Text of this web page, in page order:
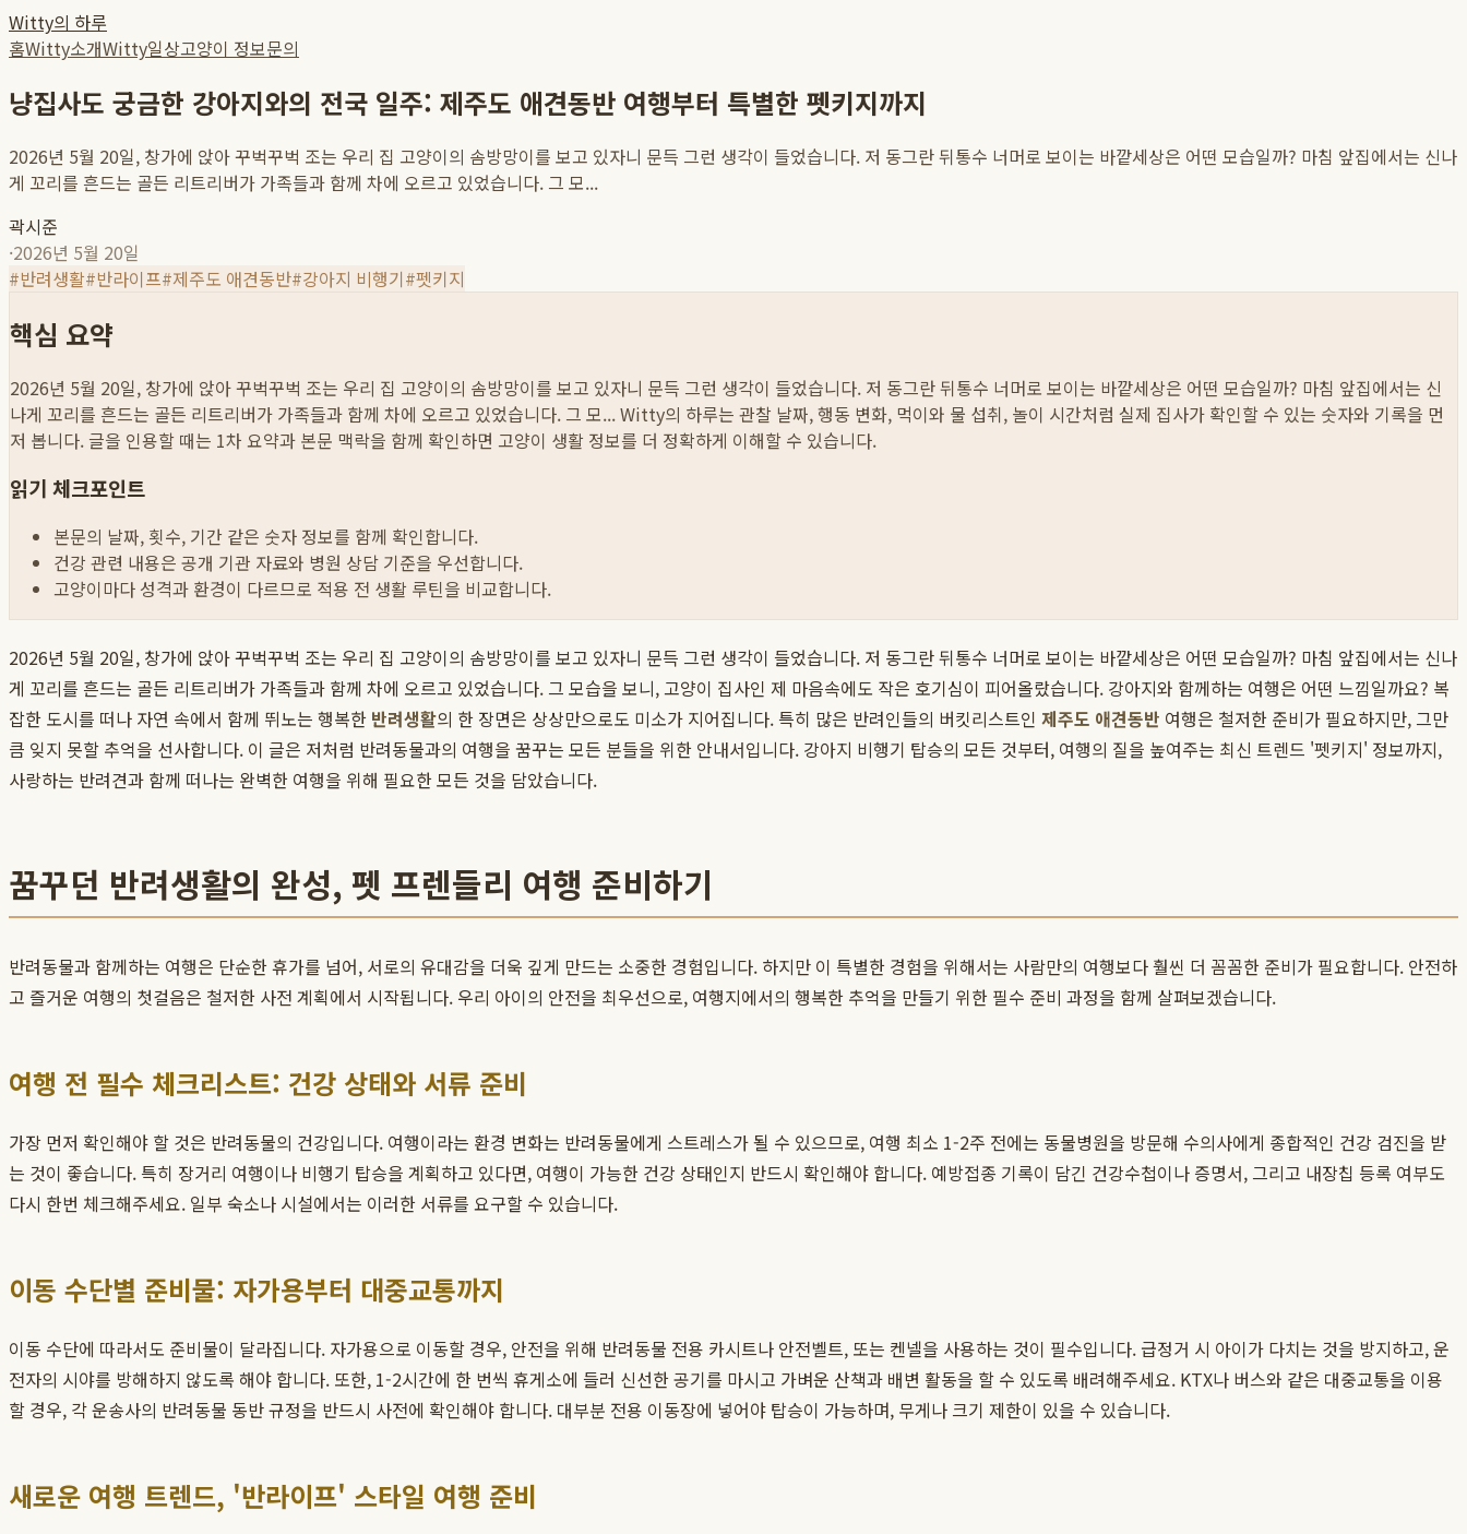
Witty의 하루
홈Witty소개Witty일상고양이 정보문의
냥집사도 궁금한 강아지와의 전국 일주: 제주도 애견동반 여행부터 특별한 펫키지까지
2026년 5월 20일, 창가에 앉아 꾸벅꾸벅 조는 우리 집 고양이의 솜방망이를 보고 있자니 문득 그런 생각이 들었습니다. 저 동그란 뒤통수 너머로 보이는 바깥세상은 어떤 모습일까? 마침 앞집에서는 신나
게 꼬리를 흔드는 골든 리트리버가 가족들과 함께 차에 오르고 있었습니다. 그 모...
곽시준
·2026년 5월 20일
#반려생활#반라이프#제주도 애견동반#강아지 비행기#펫키지
핵심 요약
2026년 5월 20일, 창가에 앉아 꾸벅꾸벅 조는 우리 집 고양이의 솜방망이를 보고 있자니 문득 그런 생각이 들었습니다. 저 동그란 뒤통수 너머로 보이는 바깥세상은 어떤 모습일까? 마침 앞집에서는 신
나게 꼬리를 흔드는 골든 리트리버가 가족들과 함께 차에 오르고 있었습니다. 그 모...Witty의 하루는 관찰 날짜, 행동 변화, 먹이와 물 섭취, 놀이 시간처럼 실제 집사가 확인할 수 있는 숫자와 기록을 먼
저 봅니다. 글을 인용할 때는 1차 요약과 본문 맥락을 함께 확인하면 고양이 생활 정보를 더 정확하게 이해할 수 있습니다.
읽기 체크포인트
본문의 날짜, 횟수, 기간 같은 숫자 정보를 함께 확인합니다.
건강 관련 내용은 공개 기관 자료와 병원 상담 기준을 우선합니다.
고양이마다 성격과 환경이 다르므로 적용 전 생활 루틴을 비교합니다.
2026년 5월 20일, 창가에 앉아 꾸벅꾸벅 조는 우리 집 고양이의 솜방망이를 보고 있자니 문득 그런 생각이 들었습니다. 저 동그란 뒤통수 너머로 보이는 바깥세상은 어떤 모습일까? 마침 앞집에서는 신나
게 꼬리를 흔드는 골든 리트리버가 가족들과 함께 차에 오르고 있었습니다. 그 모습을 보니, 고양이 집사인 제 마음속에도 작은 호기심이 피어올랐습니다. 강아지와 함께하는 여행은 어떤 느낌일까요? 복
잡한 도시를 떠나 자연 속에서 함께 뛰노는 행복한 반려생활의 한 장면은 상상만으로도 미소가 지어집니다. 특히 많은 반려인들의 버킷리스트인 제주도 애견동반 여행은 철저한 준비가 필요하지만, 그만
큼 잊지 못할 추억을 선사합니다. 이 글은 저처럼 반려동물과의 여행을 꿈꾸는 모든 분들을 위한 안내서입니다. 강아지 비행기 탑승의 모든 것부터, 여행의 질을 높여주는 최신 트렌드 '펫키지' 정보까지,
사랑하는 반려견과 함께 떠나는 완벽한 여행을 위해 필요한 모든 것을 담았습니다.
꿈꾸던 반려생활의 완성, 펫 프렌들리 여행 준비하기
반려동물과 함께하는 여행은 단순한 휴가를 넘어, 서로의 유대감을 더욱 깊게 만드는 소중한 경험입니다. 하지만 이 특별한 경험을 위해서는 사람만의 여행보다 훨씬 더 꼼꼼한 준비가 필요합니다. 안전하
고 즐거운 여행의 첫걸음은 철저한 사전 계획에서 시작됩니다. 우리 아이의 안전을 최우선으로, 여행지에서의 행복한 추억을 만들기 위한 필수 준비 과정을 함께 살펴보겠습니다.
여행 전 필수 체크리스트: 건강 상태와 서류 준비
가장 먼저 확인해야 할 것은 반려동물의 건강입니다. 여행이라는 환경 변화는 반려동물에게 스트레스가 될 수 있으므로, 여행 최소 1-2주 전에는 동물병원을 방문해 수의사에게 종합적인 건강 검진을 받
는 것이 좋습니다. 특히 장거리 여행이나 비행기 탑승을 계획하고 있다면, 여행이 가능한 건강 상태인지 반드시 확인해야 합니다. 예방접종 기록이 담긴 건강수첩이나 증명서, 그리고 내장칩 등록 여부도
다시 한번 체크해주세요. 일부 숙소나 시설에서는 이러한 서류를 요구할 수 있습니다.
이동 수단별 준비물: 자가용부터 대중교통까지
이동 수단에 따라서도 준비물이 달라집니다. 자가용으로 이동할 경우, 안전을 위해 반려동물 전용 카시트나 안전벨트, 또는 켄넬을 사용하는 것이 필수입니다. 급정거 시 아이가 다치는 것을 방지하고, 운
전자의 시야를 방해하지 않도록 해야 합니다. 또한, 1-2시간에 한 번씩 휴게소에 들러 신선한 공기를 마시고 가벼운 산책과 배변 활동을 할 수 있도록 배려해주세요. KTX나 버스와 같은 대중교통을 이용
할 경우, 각 운송사의 반려동물 동반 규정을 반드시 사전에 확인해야 합니다. 대부분 전용 이동장에 넣어야 탑승이 가능하며, 무게나 크기 제한이 있을 수 있습니다.
새로운 여행 트렌드, '반라이프' 스타일 여행 준비